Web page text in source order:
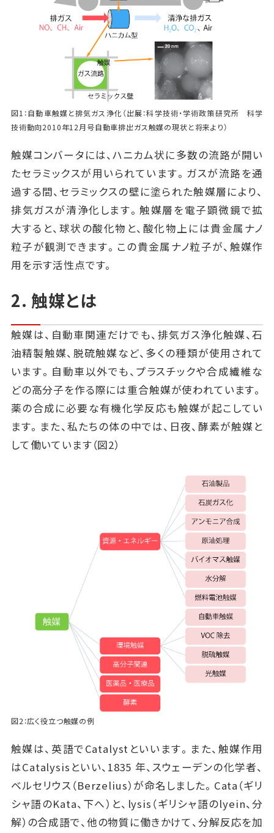
図1：自動車触媒と排気ガス浄化（出展：科学技術・学術政策研究所 科学
技術動向2010年12月号自動車排出ガス触媒の現状と将来より）
触媒コンバータには、ハニカム状に多数の流路が開い
たセラミックスが用いられています。ガスが流路を通
過する間、セラミックスの壁に塗られた触媒層により、
排気ガスが清浄化します。触媒層を電子顕微鏡で拡
大すると、球状の酸化物と、酸化物上には貴金属ナノ
粒子が観測できます。この貴金属ナノ粒子が、触媒作
用を示す活性点です。
2. 触媒とは
触媒は、自動車関連だけでも、排気ガス浄化触媒、石
油精製触媒、脱硫触媒など、多くの種類が使用されて
います。自動車以外でも、プラスチックや合成繊維な
どの高分子を作る際には重合触媒が使われています。
薬の合成に必要な有機化学反応も触媒が起こしてい
ます。また、私たちの体の中では、日夜、酵素が触媒と
して働いています（図2）
図2：広く役立つ触媒の例
触媒は、英語でCatalystといいます。また、触媒作用
はCatalysisといい、1835 年、スウェーデンの化学者、
ベルセリウス（Berzelius）が命名しました。Cata（ギリ
シャ語のKata、下へ）と、lysis（ギリシャ語のlyein、分
解）の合成語で、他の物質に働きかけて、分解反応を加